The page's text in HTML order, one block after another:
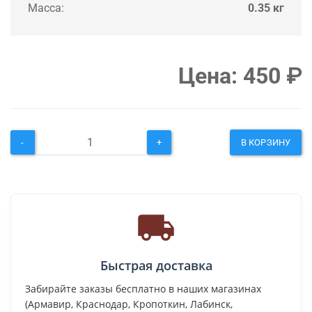
Масса: 0.35 кг
Цена: 450 ₽
- + В КОРЗИНУ
Быстрая доставка
Забирайте заказы бесплатно в наших магазинах
(Армавир, Краснодар, Кропоткин, Лабинск,